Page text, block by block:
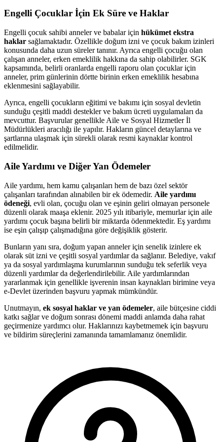
Engelli Çocuklar İçin Ek Süre ve Haklar
Engelli çocuk sahibi anneler ve babalar için hükümet ekstra
haklar sağlamaktadır. Özellikle doğum izni ve çocuk bakım izinleri
konusunda daha uzun süreler tanınır. Ayrıca engelli çocuğu olan
çalışan anneler, erken emeklilik hakkına da sahip olabilirler. SGK
kapsamında, belirli oranlarda engelli raporu olan çocuklar için
anneler, prim günlerinin dörtte birinin erken emeklilik hesabına
eklenmesini sağlayabilir.
Ayrıca, engelli çocukların eğitimi ve bakımı için sosyal devletin
sunduğu çeşitli maddi destekler ve bakım ücreti uygulamaları da
mevcuttur. Başvurular genellikle Aile ve Sosyal Hizmetler İl
Müdürlükleri aracılığı ile yapılır. Hakların güncel detaylarına ve
şartlarına ulaşmak için sürekli olarak resmi kaynaklar kontrol
edilmelidir.
Aile Yardımı ve Diğer Yan Ödemeler
Aile yardımı, hem kamu çalışanları hem de bazı özel sektör
çalışanları tarafından alınabilen bir ek ödemedir. Aile yardımı
ödeneği, evli olan, çocuğu olan ve eşinin geliri olmayan personele
düzenli olarak maaşa eklenir. 2025 yılı itibariyle, memurlar için aile
yardımı çocuk başına belirli bir miktarda ödenmektedir. Eş yardımı
ise eşin çalışıp çalışmadığına göre değişiklik gösterir.
Bunların yanı sıra, doğum yapan anneler için senelik izinlere ek
olarak süt izni ve çeşitli sosyal yardımlar da sağlanır. Belediye, vakıf
ya da sosyal yardımlaşma kurumlarının sunduğu tek seferlik veya
düzenli yardımlar da değerlendirilebilir. Aile yardımlarından
yararlanmak için genellikle işverenin insan kaynakları birimine veya
e-Devlet üzerinden başvuru yapmak mümkündür.
Unutmayın, ek sosyal haklar ve yan ödemeler, aile bütçesine ciddi
katkı sağlar ve doğum sonrası dönemi maddi anlamda daha rahat
geçirmenize yardımcı olur. Haklarınızı kaybetmemek için başvuru
ve bildirim süreçlerini zamanında tamamlamanız önemlidir.